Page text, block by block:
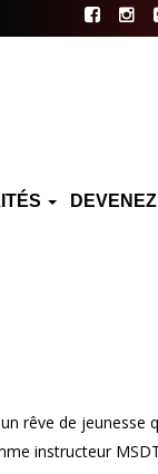
rêve de
instructeur